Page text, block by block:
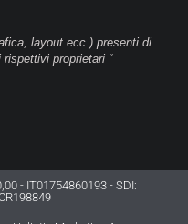
layout ecc.) presenti di
proprietari “
- IT01754860193 - SDI: